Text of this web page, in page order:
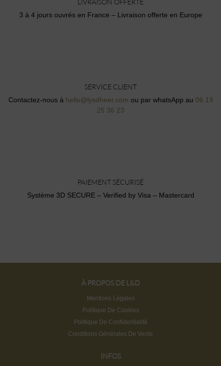
LIVRAISON OFFERTE
3 à 4 jours ouvrés en France – Livraison offerte en Europe
SERVICE CLIENT
Contactez-nous à hello@lysdheer.com ou par whatsApp au 06 19
25 36 23
PAIEMENT SÉCURISÉ
Système 3D SECURE – Verified by Visa – Mastercard
À PROPOS DE L&D
Mentions Légales
Politique De Cookies
Politique De Confidentialité
Conditions Générales De Vente
INFOS